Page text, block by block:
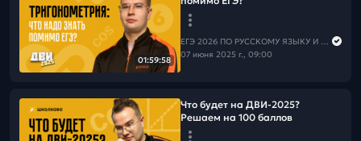
01:59:58
ЕГЭ 2026 ПО РУССКОМУ ЯЗЫКУ И МАТЕМАТИКЕ
07 июня 2025 г., 09:00
Что будет на ДВИ-2025?
Решаем на 100 баллов